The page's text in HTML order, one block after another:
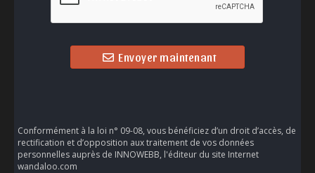
Envoyer maintenant
Conformément à la loi n° 09-08, vous bénéficiez d’un droit d’accès, de
rectification et d’opposition aux traitement de vos données
personnelles auprès de INNOWEBB, l'éditeur du site Internet
wandaloo.com